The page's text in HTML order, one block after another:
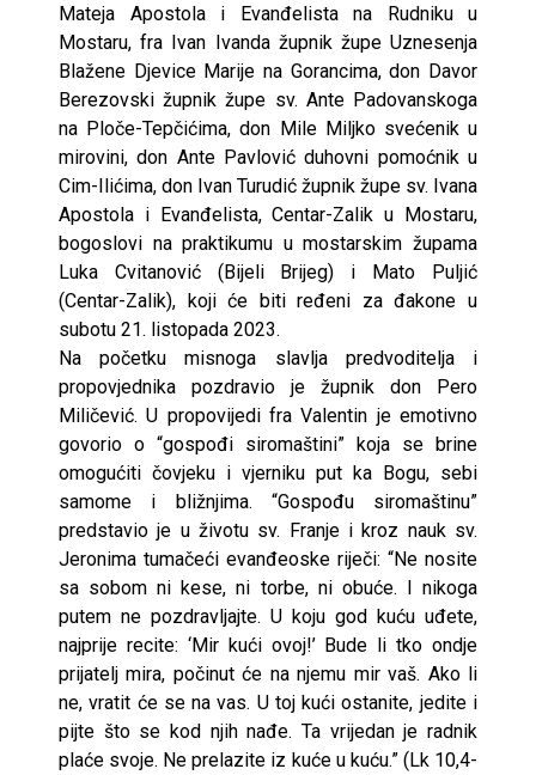
Mateja Apostola i Evanđelista na Rudniku u
Mostaru, fra Ivan Ivanda župnik župe Uznesenja
Blažene Djevice Marije na Gorancima, don Davor
Berezovski župnik župe sv. Ante Padovanskoga
na Ploče-Tepčićima, don Mile Miljko svećenik u
mirovini, don Ante Pavlović duhovni pomoćnik u
Cim-Ilićima, don Ivan Turudić župnik župe sv. Ivana
Apostola i Evanđelista, Centar-Zalik u Mostaru,
bogoslovi na praktikumu u mostarskim župama
Luka Cvitanović (Bijeli Brijeg) i Mato Puljić
(Centar-Zalik), koji će biti ređeni za đakone u
subotu 21. listopada 2023.
Na početku misnoga slavlja predvoditelja i
propovjednika pozdravio je župnik don Pero
Miličević. U propovijedi fra Valentin je emotivno
govorio o “gospođi siromaštini” koja se brine
omogućiti čovjeku i vjerniku put ka Bogu, sebi
samome i bližnjima. “Gospođu siromaštinu”
predstavio je u životu sv. Franje i kroz nauk sv.
Jeronima tumačeći evanđeoske riječi: “Ne nosite
sa sobom ni kese, ni torbe, ni obuće. I nikoga
putem ne pozdravljajte. U koju god kuću uđete,
najprije recite: ‘Mir kući ovoj!’ Bude li tko ondje
prijatelj mira, počinut će na njemu mir vaš. Ako li
ne, vratit će se na vas. U toj kući ostanite, jedite i
pijte što se kod njih nađe. Ta vrijedan je radnik
plaće svoje. Ne prelazite iz kuće u kuću.” (Lk 10,4-